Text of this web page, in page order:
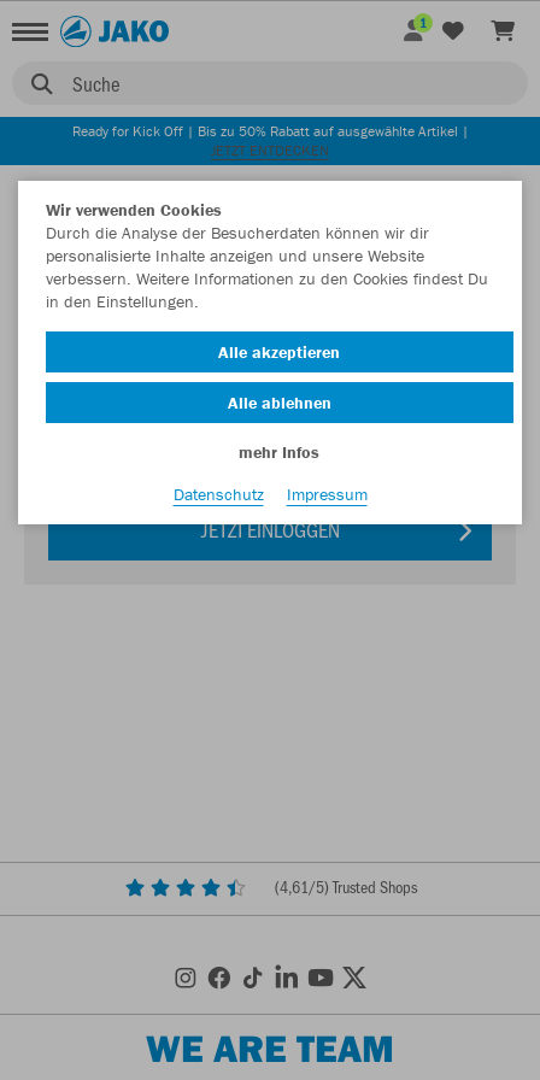
Suche
1
Ready for Kick Off | Bis zu 50% Rabatt auf ausgewählte Artikel |
JETZT ENTDECKEN
Login zum Teamshop SV Hörgertshausen
JETZT EINLOGGEN
(4,61/5) Trusted Shops
WE ARE TEAM
Wir verwenden Cookies
Durch die Analyse der Besucherdaten können wir dir
personalisierte Inhalte anzeigen und unsere Website
verbessern. Weitere Informationen zu den Cookies findest Du
in den Einstellungen.
Alle akzeptieren
Alle ablehnen
mehr Infos
Datenschutz
Impressum